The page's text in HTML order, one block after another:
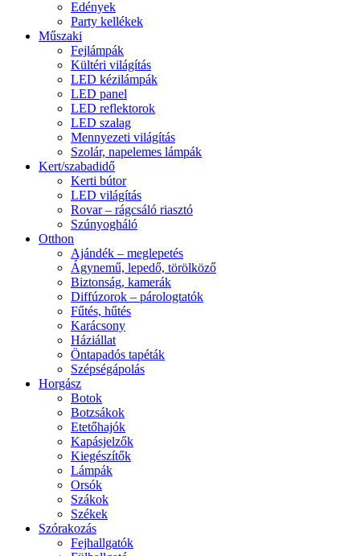
Edények
Party kellékek
Műszaki
Fejlámpák
Kültéri világítás
LED kézilámpák
LED panel
LED reflektorok
LED szalag
Mennyezeti világítás
Szolár, napelemes lámpák
Kert/szabadidő
Kerti bútor
LED világítás
Rovar – rágcsáló riasztó
Szúnyogháló
Otthon
Ajándék – meglepetés
Ágynemű, lepedő, törölköző
Biztonság, kamerák
Diffúzorok – párologtatók
Fűtés, hűtés
Karácsony
Háziállat
Öntapadós tapéták
Szépségápolás
Horgász
Botok
Botzsákok
Etetőhajók
Kapásjelzők
Kiegészítők
Lámpák
Orsók
Szákok
Székek
Szórakozás
Fejhallgatók